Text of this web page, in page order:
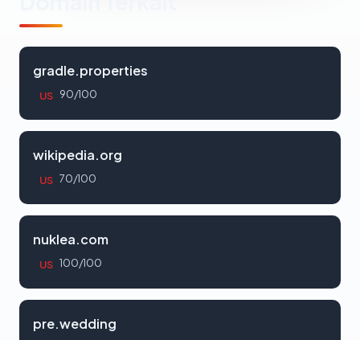
gradle.properties
US 90/100
wikipedia.org
US 70/100
nuklea.com
US 100/100
pre.wedding